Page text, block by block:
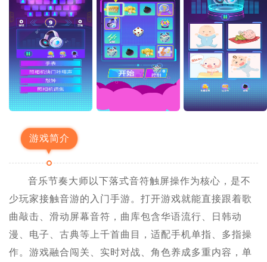
游戏简介
音乐节奏大师以下落式音符触屏操作为核心，是不
少玩家接触音游的入门手游。打开游戏就能直接跟着歌
曲敲击、滑动屏幕音符，曲库包含华语流行、日韩动
漫、电子、古典等上千首曲目，适配手机单指、多指操
作。游戏融合闯关、实时对战、角色养成多重内容，单